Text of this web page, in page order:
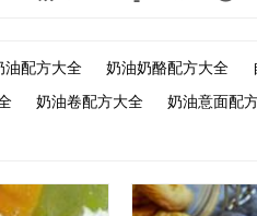
油配方大全 奶油奶酪配方大全
奶油卷配方大全 奶油意面配